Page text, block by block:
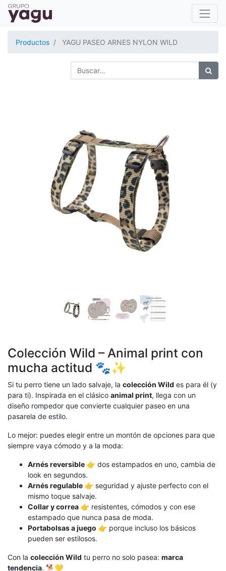
Productos YAGU PASEO ARNES NYLON WILD
Colección Wild – Animal print con
mucha actitud 🐾✨
Si tu perro tiene un lado salvaje, la colección Wild es para él (y
para ti). Inspirada en el clásico animal print, llega con un
diseño rompedor que convierte cualquier paseo en una
pasarela de estilo.
Lo mejor: puedes elegir entre un montón de opciones para que
siempre vaya cómodo y a la moda:
Arnés reversible 👉 dos estampados en uno, cambia de
look en segundos.
Arnés regulable 👉 seguridad y ajuste perfecto con el
mismo toque salvaje.
Collar y correa 👉 resistentes, cómodos y con ese
estampado que nunca pasa de moda.
Portabolsas a juego 👉 porque incluso los básicos
pueden ser estilosos.
Con la colección Wild tu perro no solo pasea: marca
tendencia. 🐕💛